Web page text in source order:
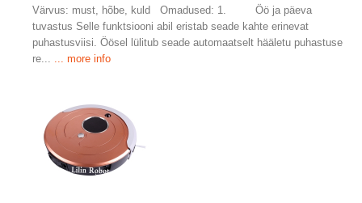
Värvus: must, hõbe, kuld Omadused: 1. Öö ja päeva
tuvastus Selle funktsiooni abil eristab seade kahte erinevat
puhastusviisi. Öösel lülitub seade automaatselt hääletu puhastuse
re... ... more info